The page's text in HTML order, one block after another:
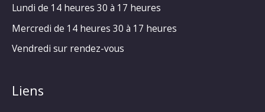
Lundi de 14 heures 30 à 17 heures
Mercredi de 14 heures 30 à 17 heures
Vendredi sur rendez-vous
Liens